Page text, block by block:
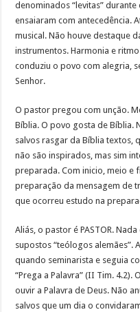
denominados “levitas”
ensaiaram com antecedência.
musical. Não houve destaque
instrumentos. Harmonia e
conduziu o povo com alegria,
Senhor.
O pastor pregou com unção.
Bíblia. O povo gosta de Bíblia.
salvos rasgar da Bíblia textos,
não são inspirados, mas sim
preparada. Com inicio, meio e
preparação da mensagem de
que ocorreu estudo na
Aliás, o pastor é PASTOR.
supostos “teólogos alemães”.
quando seminarista e seguia
“Prega a Palavra” (II Tim.
ouvir a Palavra de Deus. Não
salvos que um dia o